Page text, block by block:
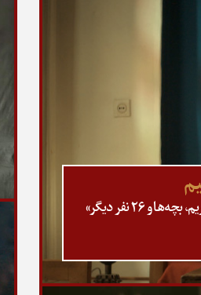
تحلیل چگونگی زیر سوال بردن حجاب در فیلم «من، مریم، بچه‌ها و ۲۶ نفر دیگر»